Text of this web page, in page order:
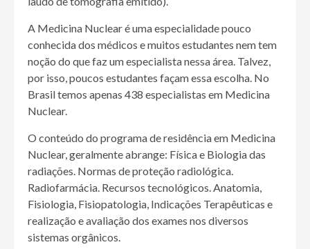
A Medicina Nuclear é uma especialidade pouco
conhecida dos médicos e muitos estudantes nem tem
noção do que faz um especialista nessa área. Talvez,
por isso, poucos estudantes façam essa escolha. No
Brasil temos apenas 438 especialistas em Medicina
Nuclear.
O conteúdo do programa de residência em Medicina
Nuclear, geralmente abrange: Física e Biologia das
radiações. Normas de proteção radiológica.
Radiofarmácia. Recursos tecnológicos. Anatomia,
Fisiologia, Fisiopatologia, Indicações Terapêuticas e
realização e avaliação dos exames nos diversos
sistemas orgânicos.